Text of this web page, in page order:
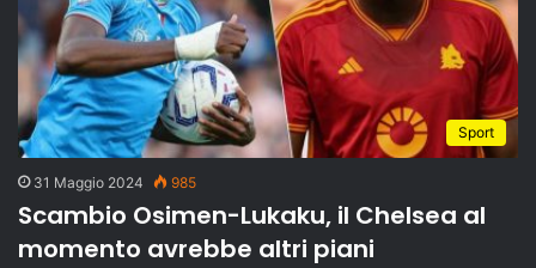
Sport
31 Maggio 2024 985
Scambio Osimen-Lukaku, il Chelsea al
momento avrebbe altri piani